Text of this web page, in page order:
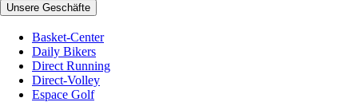
Unsere Geschäfte
Basket-Center
Daily Bikers
Direct Running
Direct-Volley
Espace Golf